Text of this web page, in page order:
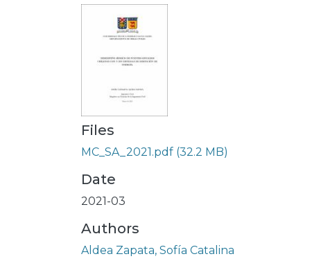
Files
MC_SA_2021.pdf (32.2 MB)
Date
2021-03
Authors
Aldea Zapata, Sofía Catalina